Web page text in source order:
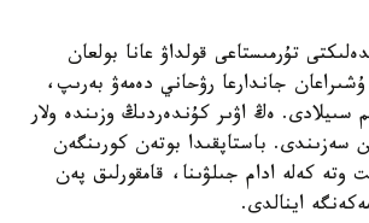
تۇرمىستاعى قولداۋ عانا بولعان
جاندارعا رۋحاني دەمەۋ بەرىپ،
سىيلادى. ەڭ اۋىر كۇندەردىڭ وزىندە ولار
سەزىندى. باستاپقىدا بوتەن كورىنگەن
وتە كەلە ادام جىلۋىنا، قامقورلىق پەن
اينالدى.